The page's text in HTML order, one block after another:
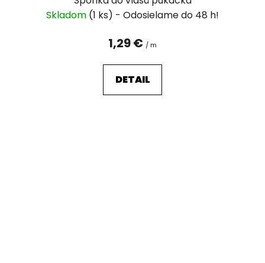
Skladom (1 ks)
1,29 € / m
DETAIL